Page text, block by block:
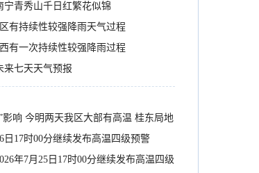
宁青秀山千日红繁花似锦
有持续性较强降雨天气过程
有一次持续性较强降雨过程
来七天天气预报
影响 今明两天我区大部有高温 桂东局地
日17时00分继续发布高温四级预警
年7月25日17时00分继续发布高温四级